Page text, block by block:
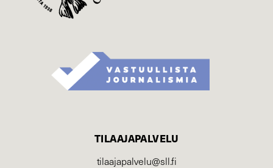
TILAAJAPALVELU
tilaajapalvelu@sll.fi